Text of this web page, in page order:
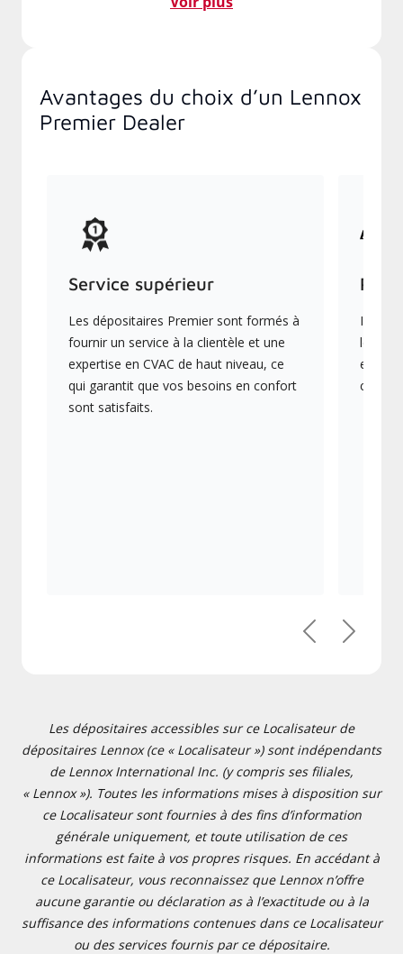
Avantages du choix d’un Lennox
Premier Dealer
Service supérieur
Les dépositaires Premier sont formés à
fournir un service à la clientèle et une
expertise en CVAC de haut niveau, ce
qui garantit que vos besoins en confort
sont satisfaits.
Ils
les
en
PrécédentSuivant
Les dépositaires accessibles sur ce Localisateur de
dépositaires Lennox (ce « Localisateur ») sont indépendants
de Lennox International Inc. (y compris ses filiales,
« Lennox »). Toutes les informations mises à disposition sur
ce Localisateur sont fournies à des fins d’information
générale uniquement, et toute utilisation de ces
informations est faite à vos propres risques. En accédant à
ce Localisateur, vous reconnaissez que Lennox n’offre
aucune garantie ou déclaration as à l’exactitude ou à la
suffisance des informations contenues dans ce Localisateur
ou des services fournis par ce dépositaire.